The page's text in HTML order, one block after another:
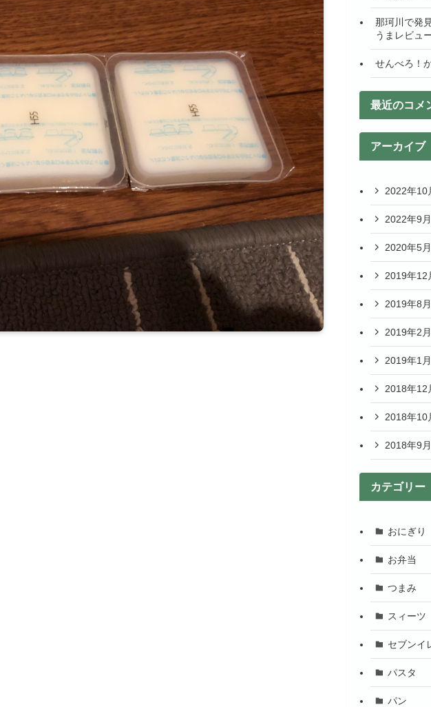
那珂川で発
うまレビュ
せんべろ！
最近のコメ
アーカイブ
2022年10
2022年9月
2020年5月
2019年12
2019年8月
2019年2月
2019年1月
2018年12
2018年10
2018年9月
カテゴリー
おにぎり
お弁当
つまみ
スィーツ
セブンイ
パスタ
パン